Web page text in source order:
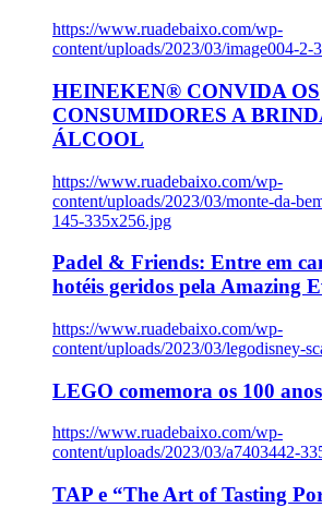
https://www.ruadebaixo.com/wp-
content/uploads/2023/03/image004-2-
HEINEKEN® CONVIDA OS
CONSUMIDORES A
ÁLCOOL
https://www.ruadebaixo.com/wp-
content/uploads/2023/03/monte-da-
145-335x256.jpg
Padel & Friends: Entre em
hotéis geridos pela Amazing
https://www.ruadebaixo.com/wp-
content/uploads/2023/03/legodisney-
LEGO comemora os 100
https://www.ruadebaixo.com/wp-
content/uploads/2023/03/a7403442-
TAP e “The Art of Tasting